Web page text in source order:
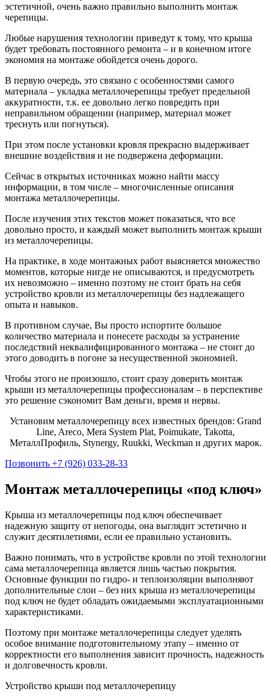
эстетичной, очень важно правильно выполнить монтаж
черепицы.
Любые нарушения технологии приведут к тому, что крыша
будет требовать постоянного ремонта – и в конечном итоге
экономия на монтаже обойдется очень дорого.
В первую очередь, это связано с особенностями самого
материала – укладка металлочерепицы требует предельной
аккуратности, т.к. ее довольно легко повредить при
неправильном обращении (например, материал может
треснуть или погнуться).
При этом после установки кровля прекрасно выдерживает
внешние воздействия и не подвержена деформации.
Сейчас в открытых источниках можно найти массу
информации, в том числе – многочисленные описания
монтажа металлочерепицы.
После изучения этих текстов может показаться, что все
довольно просто, и каждый может выполнить монтаж крыши
из металлочерепицы.
На практике, в ходе монтажных работ выясняется множество
моментов, которые нигде не описываются, и предусмотреть
их невозможно – именно поэтому не стоит брать на себя
устройство кровли из металлочерепицы без надлежащего
опыта и навыков.
В противном случае, Вы просто испортите большое
количество материала и понесете расходы за устранение
последствий неквалифицированного монтажа – не стоит до
этого доводить в погоне за несущественной экономией.
Чтобы этого не произошло, стоит сразу доверить монтаж
крыши из металлочерепицы профессионалам – в перспективе
это решение сэкономит Вам деньги, время и нервы.
Установим металлочерепицу всех известных брендов: Grand
Line, Areco, Mera System Plat, Poimukate, Takotta,
МеталлПрофиль, Stynergy, Ruukki, Weckman и других марок.
Позвонить +7 (926) 033-28-33
Монтаж металлочерепицы «под ключ»
Крыша из металлочерепицы под ключ обеспечивает
надежную защиту от непогоды, она выглядит эстетично и
служит десятилетиями, если ее правильно установить.
Важно понимать, что в устройстве кровли по этой технологии
сама металлочерепица является лишь частью покрытия.
Основные функции по гидро- и теплоизоляции выполняют
дополнительные слои – без них крыша из металлочерепицы
под ключ не будет обладать ожидаемыми эксплуатационными
характеристиками.
Поэтому при монтаже металлочерепицы следует уделять
особое внимание подготовительному этапу – именно от
корректности его выполнения зависит прочность, надежность
и долговечность кровли.
Устройство крыши под металлочерепицу